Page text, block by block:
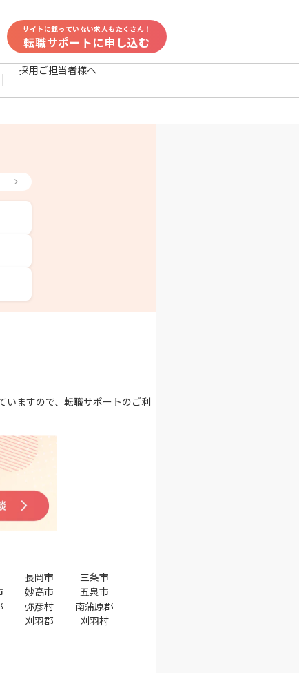
サイトに載っていない求人もたくさん！
転職サポートに申し込む
採用ご担当者様へ
いますので、転職サポートのご利
長岡市
三条市
妙高市
五泉市
弥彦村
南蒲原郡
刈羽郡
刈羽村